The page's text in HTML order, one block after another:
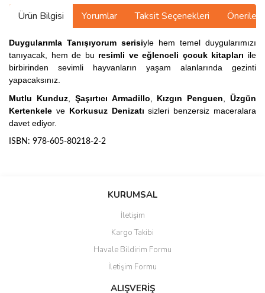
Ürün Bilgisi Yorumlar Taksit Seçenekleri
Duygularımla Tanışıyorum serisiyle hem temel duygularımızı
tanıyacak, hem de bu resimli ve eğlenceli çocuk kitapları ile
birbirinden sevimli hayvanların yaşam alanlarında gezinti
yapacaksınız.
Mutlu Kunduz, Şaşırtıcı Armadillo Kızgın Penguen ,Üzgün
Kertenkele ve Korkusuz Denizatı sizleri benzersiz maceralara
davet ediyor.
ISBN: 978-605-80218-2-2
Bu ürüne ilk yorumu siz yapın!
Ürün resmi kalitesiz, bozuk veya görüntülenemiyor.
Ürün açıklamasında eksik bilgiler bulunuyor.
Ürün bilgilerinde hatalar bulunuyor.
Ürün fiyatı diğer sitelerden daha pahalı.
KURUMSAL
İletişim
Kargo Takibi
Havale Bildirim Formu
İletişim Formu
ALIŞVERİŞ